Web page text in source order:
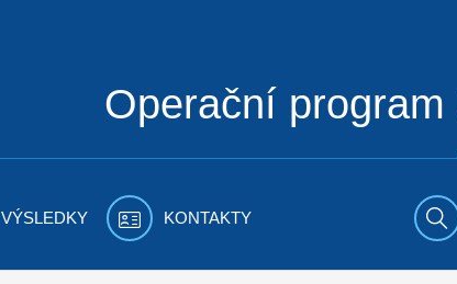
Operační program
VÝSLEDKY KONTAKTY